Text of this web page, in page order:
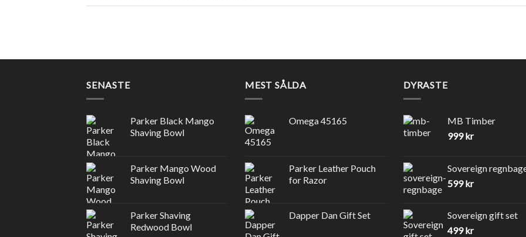
SENASTE
Parker Black Mango
Shaving Bowl
Parker Mango Wood
Shaving Bowl
Parker Shaving
Redwood Bowl
MEST SÅLDA
Omega 45165
Parker Leather Pouch
for Razor
Dapper Dan Gift Set
DYRASTE
MB Timber
999kr
Sovereign
599kr
Sovereign gift set
499kr